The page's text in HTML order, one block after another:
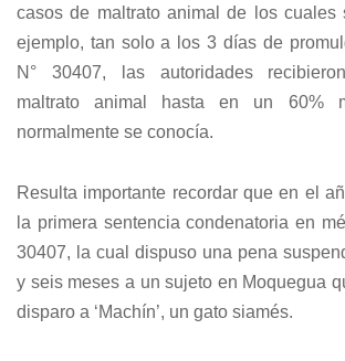
casos de maltrato animal de los cuales
ejemplo, tan solo a los 3 días de
N° 30407, las autoridades
maltrato animal hasta en un 60%
normalmente se conocía.
Resulta importante recordar que en el
la primera sentencia condenatoria en
30407, la cual dispuso una pena
y seis meses a un sujeto en Moquegua
disparo a ‘Machín’, un gato siamés.